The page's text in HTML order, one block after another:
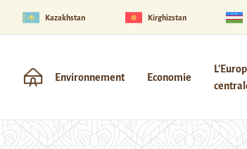
Kazakhstan Kirghizstan
Environnement Economie